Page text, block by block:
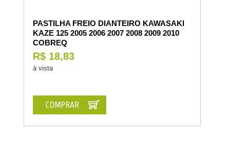
PASTILHA FREIO DIANTEIRO KAWASAKI
KAZE 125 2005 2006 2007 2008 2009 2010
COBREQ
R$ 18,83
à vista
COMPRAR